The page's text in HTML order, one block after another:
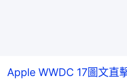
Apple WWDC 17圖文直